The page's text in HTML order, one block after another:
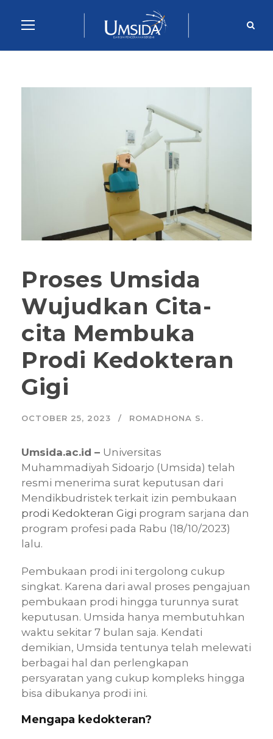
Proses Umsida
Wujudkan Cita-
cita Membuka
Prodi Kedokteran
Gigi
OCTOBER 25, 2023 ROMADHONA S.
Umsida.ac.id – Universitas
Muhammadiyah Sidoarjo (Umsida) telah
resmi menerima surat keputusan dari
Mendikbudristek terkait izin pembukaan
prodi Kedokteran Gigi program sarjana dan
program profesi pada Rabu (18/10/2023)
lalu.
Pembukaan prodi ini tergolong cukup
singkat. Karena dari awal proses pengajuan
pembukaan prodi hingga turunnya surat
keputusan. Umsida hanya membutuhkan
waktu sekitar 7 bulan saja. Kendati
demikian, Umsida tentunya telah melewati
berbagai hal dan perlengkapan
persyaratan yang cukup kompleks hingga
bisa dibukanya prodi ini.
Mengapa kedokteran?